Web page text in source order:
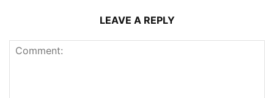
LEAVE A REPLY